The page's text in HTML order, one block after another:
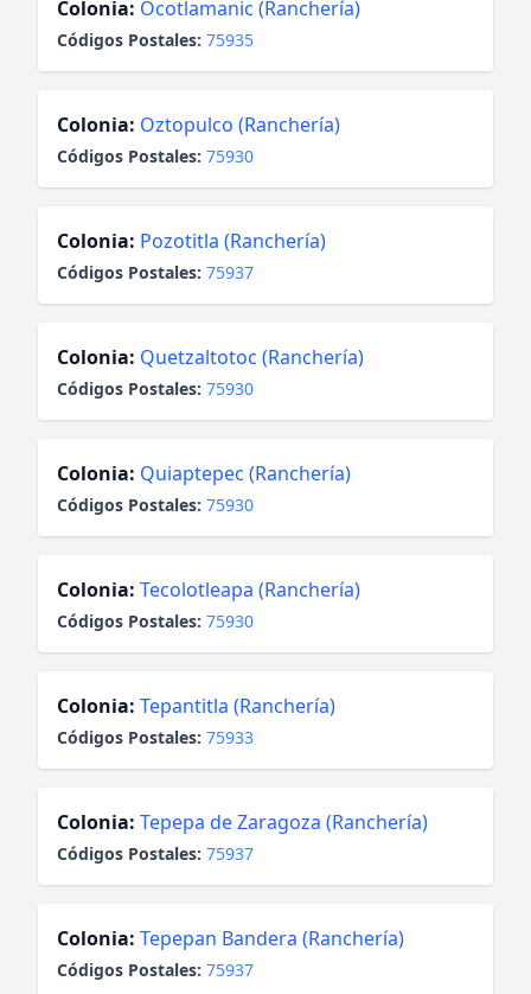
Colonia: Ocotlamanic (Ranchería)
Códigos Postales: 75935
Colonia: Oztopulco (Ranchería)
Códigos Postales: 75930
Colonia: Pozotitla (Ranchería)
Códigos Postales: 75937
Colonia: Quetzaltotoc (Ranchería)
Códigos Postales: 75930
Colonia: Quiaptepec (Ranchería)
Códigos Postales: 75930
Colonia: Tecolotleapa (Ranchería)
Códigos Postales: 75930
Colonia: Tepantitla (Ranchería)
Códigos Postales: 75933
Colonia: Tepepa de Zaragoza (Ranchería)
Códigos Postales: 75937
Colonia: Tepepan Bandera (Ranchería)
Códigos Postales: 75937